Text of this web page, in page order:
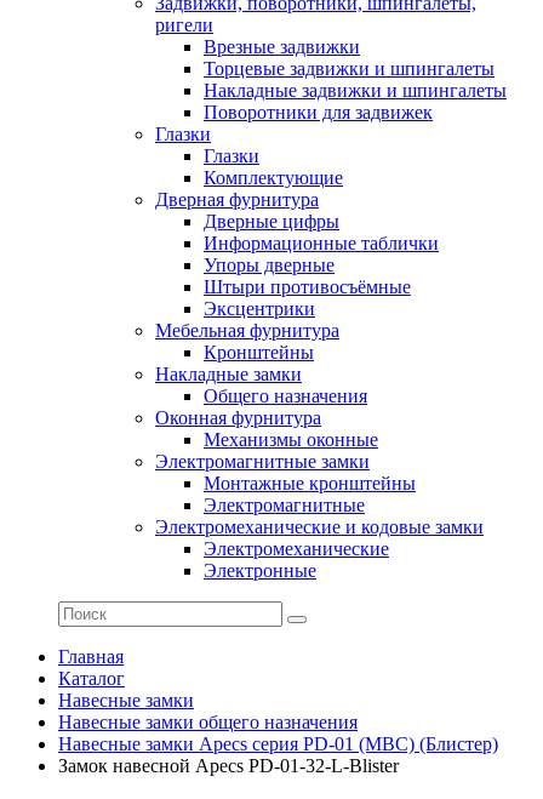
ригели
Врезные задвижки
Торцевые задвижки и шпингалеты
Накладные задвижки и шпингалеты
Поворотники для задвижек
Глазки
Глазки
Комплектующие
Дверная фурнитура
Дверные цифры
Информационные таблички
Упоры дверные
Штыри противосъёмные
Эксцентрики
Мебельная фурнитура
Кронштейны
Накладные замки
Общего назначения
Оконная фурнитура
Механизмы оконные
Электромагнитные замки
Монтажные кронштейны
Электромагнитные
Электромеханические и кодовые замки
Электромеханические
Электронные
Главная
Каталог
Навесные замки
Навесные замки общего назначения
Навесные замки Apecs серия PD-01 (МВС) (Блистер)
Замок навесной Apecs PD-01-32-L-Blister